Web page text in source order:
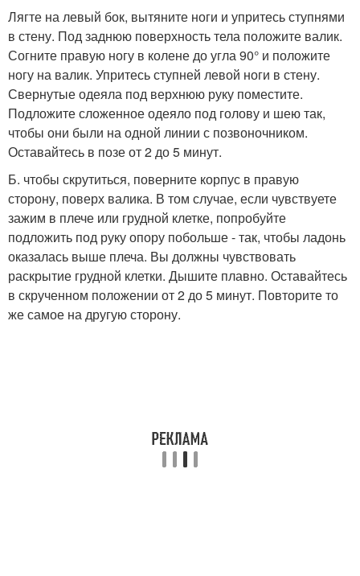
Лягте на левый бок, вытяните ноги и упритесь ступнями
в стену. Под заднюю поверхность тела положите валик.
Согните правую ногу в колене до угла 90° и положите
ногу на валик. Упритесь ступней левой ноги в стену.
Свернутые одеяла под верхнюю руку поместите.
Подложите сложенное одеяло под голову и шею так,
чтобы они были на одной линии с позвоночником.
Оставайтесь в позе от 2 до 5 минут.
Б. чтобы скрутиться, поверните корпус в правую
сторону, поверх валика. В том случае, если чувствуете
зажим в плече или грудной клетке, попробуйте
подложить под руку опору побольше - так, чтобы ладонь
оказалась выше плеча. Вы должны чувствовать
раскрытие грудной клетки. Дышите плавно. Оставайтесь
в скрученном положении от 2 до 5 минут. Повторите то
же самое на другую сторону.